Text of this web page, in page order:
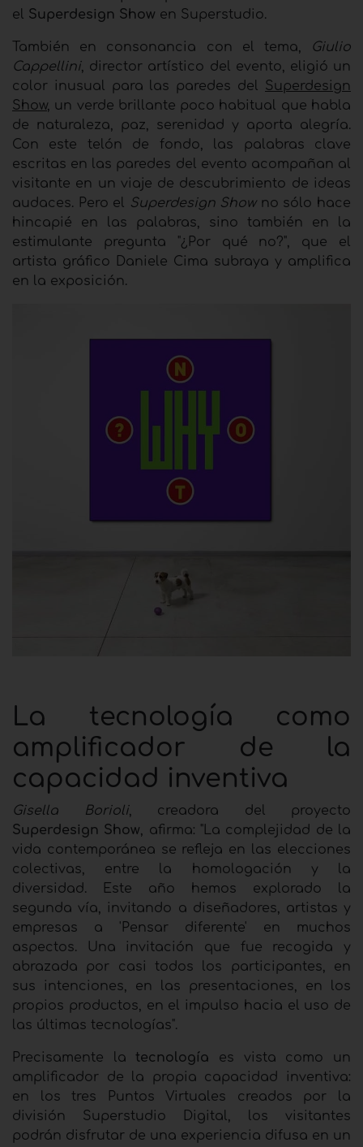
el Superdesign Show en Superstudio.
También en consonancia con el tema,
Giulio
Cappellini, director artístico del evento, eligió un
color inusual para las paredes del Superdesign
Show, un verde brillante poco habitual que habla
de naturaleza, paz, serenidad y aporta alegría.
Con este telón de fondo, las palabras clave
escritas en las paredes del evento acompañan al
visitante en un viaje de descubrimiento de ideas
audaces. Pero el Superdesign Showno sólo hace
hincapié en las palabras, sino también en la
estimulante pregunta "¿Por qué no?", que el
artista gráfico Daniele Cima subraya y amplifica
en la exposición.
La tecnología como
amplificador de la
capacidad inventiva
Gisella Borioli, creadora del proyecto
Superdesign Show, afirma: "La complejidad de la
vida contemporánea se refleja en las elecciones
colectivas, entre la homologación y la
diversidad. Este año hemos explorado la
segunda vía, invitando a diseñadores, artistas y
empresas a 'Pensar diferente' en muchos
aspectos. Una invitación que fue recogida y
abrazada por casi todos los participantes, en
sus intenciones, en las presentaciones, en los
propios productos, en el impulso hacia el uso de
las últimas tecnologías".
Precisamente latecnología es vista como un
amplificador de la propia capacidad inventiva:
en los tres Puntos Virtuales creados por la
división Superstudio Digital, los visitantes
podrán disfrutar de una experiencia difusa en un